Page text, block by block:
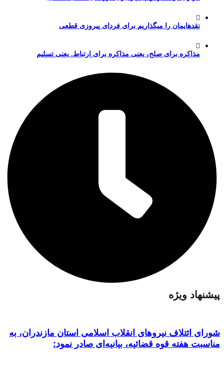
نقدهایمان را میگذاریم برای فردای پیروزی قطعی
مذاکره برای صلح، یعنی مذاکره برای ارتباط. یعنی تسلیم
پیشنهاد ویژه
شورای ائتلاف نیروهای انقلاب اسلامی استان مازندران، به
مناسبت هفته قوه قضائیه، بیانیه‌ای صادر نمود: